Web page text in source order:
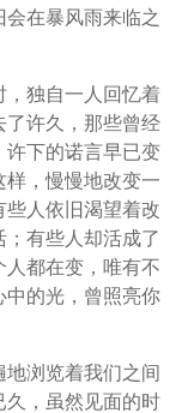
会在暴风雨来临之
独自一人 回忆着
了许久，那些曾经
许下的诺言早已变
样，慢慢地改变一
些人依旧渴望着改
；有些人却活成了
人都在变，唯有不
中的光，曾照亮你
浏览着我们之间
久，虽然见面的时